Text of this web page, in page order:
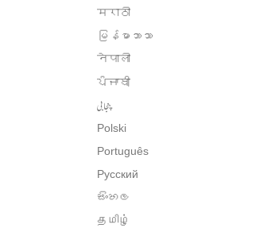
मराठी
မြန်မာဘာသာ
नेपाली
ਪੰਜਾਬੀ
پنجابی
Polski
Português
Русский
සිංහල
தமிழ்